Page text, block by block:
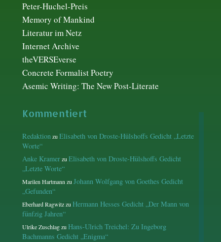
Peter-Huchel-Preis
Memory of Mankind
Literatur im Netz
Internet Archive
theVERSEverse
Concrete Formalist Poetry
Asemic Writing: The New Post-Literate
Kommentiert
RedaktionzuElisabeth von Droste-Hülshoffs Gedicht „Letzte
Worte“
Anke KramerzuElisabeth von Droste-Hülshoffs Gedicht
„Letzte Worte“
Marilen HartmannzuJohann Wolfgang von Goethes Gedicht
„Gefunden“
Eberhard RagwitzzuHermann Hesses Gedicht „Der Mann von
fünfzig Jahren“
Ulrike ZuschlagzuHans-Ulrich Treichel: Zu Ingeborg
Bachmanns Gedicht „Enigma“